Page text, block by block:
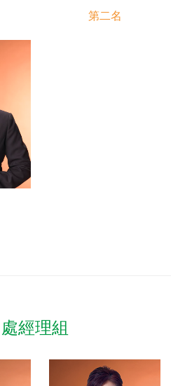
第二名
處經理組